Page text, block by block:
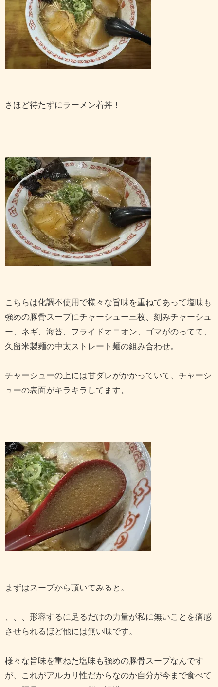
さほど待たずにラーメン着丼！
こちらは化調不使用で様々な旨味を重ねてあって塩味も
強めの豚骨スープにチャーシュー三枚、刻みチャーシュ
ー、ネギ、海苔、フライドオニオン、ゴマがのってて、
久留米製麺の中太ストレート麺の組み合わせ。
チャーシューの上には甘ダレがかかっていて、チャーシ
ューの表面がキラキラしてます。
まずはスープから頂いてみると。
、、、形容するに足るだけの力量が私に無いことを痛感
させられるほど他には無い味です。
様々な旨味を重ねた塩味も強めの豚骨スープなんです
が、これがアルカリ性だからなのか自分が今まで食べて